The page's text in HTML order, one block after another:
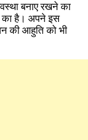
बनाए रखने का
का है। अपने इस
की आहुति को भी